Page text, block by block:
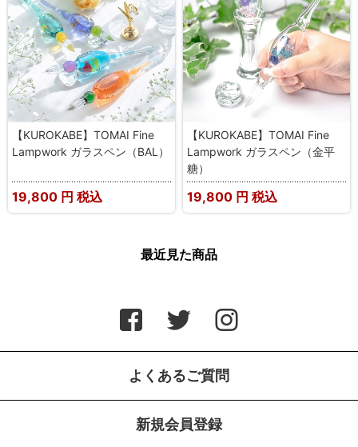
【KUROKABE】TOMAI Fine
Lampwork ガラスペン（BAL）
19,800 円 税込
【KUROKABE】TOMAI Fine
Lampwork ガラスペン（金平
糖）
19,800 円 税込
最近見た商品
よくあるご質問
新規会員登録